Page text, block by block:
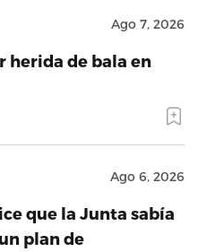
Ago 7, 2026
herida de bala en
Ago 6, 2026
que la Junta sabía
plan de